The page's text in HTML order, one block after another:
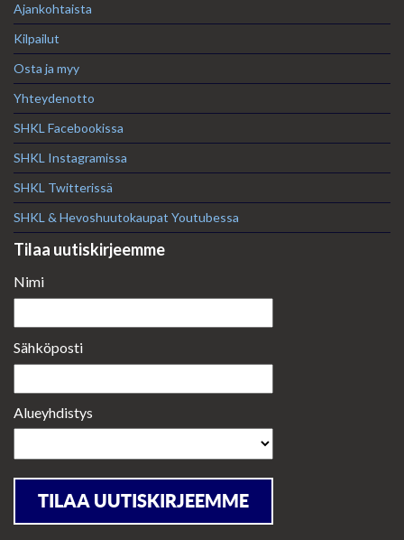
Ajankohtaista
Kilpailut
Osta ja myy
Yhteydenotto
SHKL Facebookissa
SHKL Instagramissa
SHKL Twitterissä
SHKL & Hevoshuutokaupat Youtubessa
Tilaa uutiskirjeemme
Nimi
Sähköposti
Alueyhdistys
TILAA UUTISKIRJEEMME